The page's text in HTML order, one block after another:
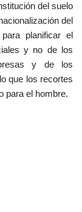
del suelo
del
planificar el
y no de los
y de los
que los recortes
para el hombre.